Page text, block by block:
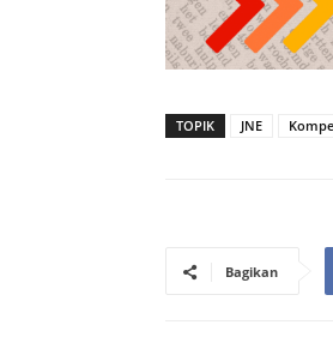
TOPIK JNE
Bagikan